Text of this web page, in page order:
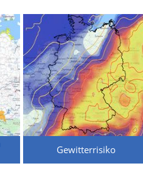
Gewitterrisiko